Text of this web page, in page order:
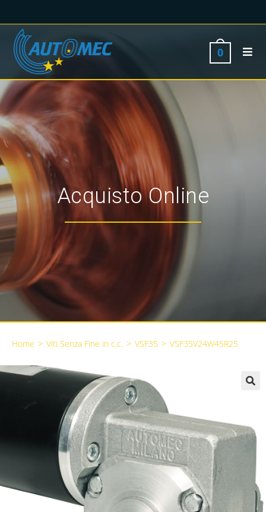
0
Acquisto Online
Home > Viti Senza Fine in c.c. > VSF35 > VSF35V24W45R25